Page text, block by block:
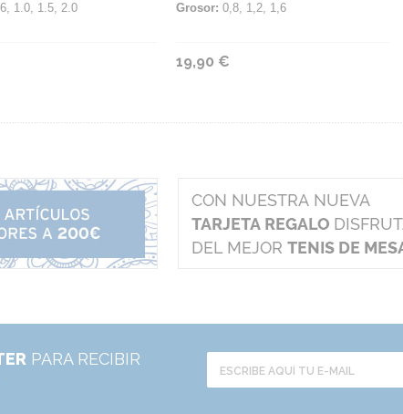
1.0, 1.5, 2.0
Grosor: 0,8, 1,2, 1,6
19,90 €
PARA RECIBIR